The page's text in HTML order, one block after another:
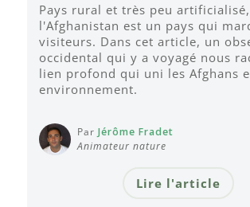
Pays rural et très peu artificialisé,
l'Afghanistan est un pays qui
visiteurs. Dans cet article, un
occidental qui y a voyagé nous
lien profond qui uni les Afghans
environnement.
Par Jérôme Fradet
Animateur nature
Lire l'article